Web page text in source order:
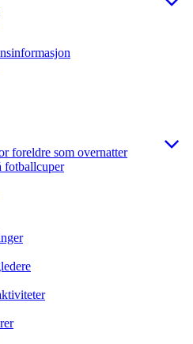
foreldre som overnatter
fotballcuper